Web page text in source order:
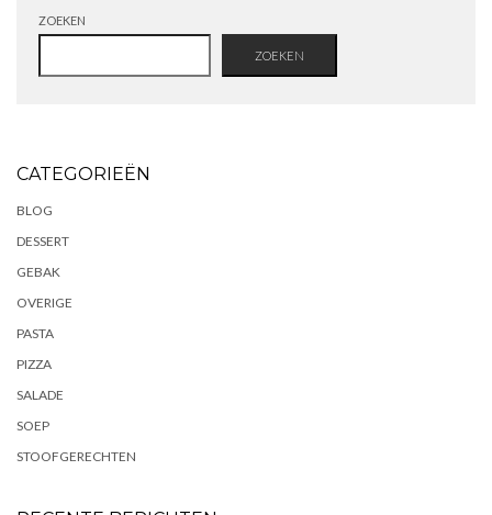
ZOEKEN
ZOEKEN
CATEGORIEËN
BLOG
DESSERT
GEBAK
OVERIGE
PASTA
PIZZA
SALADE
SOEP
STOOFGERECHTEN